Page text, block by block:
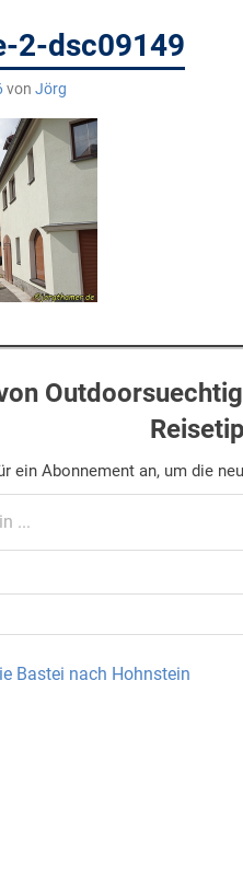
2-dsc09149
von Jörg
ein Abonnement an, um die
Bastei nach Hohnstein